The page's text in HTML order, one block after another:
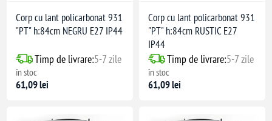
Corp cu lant policarbonat 931
"PT" h:84cm NEGRU E27 IP44
Timp de livrare:5-7 zile
în stoc
61,09 lei
Corp cu lant policarbonat 931
"PT" h:84cm RUSTIC E27
IP44
Timp de livrare:5-7 zile
în stoc
61,09 lei